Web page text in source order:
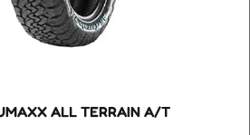
ALL TERRAIN A/T